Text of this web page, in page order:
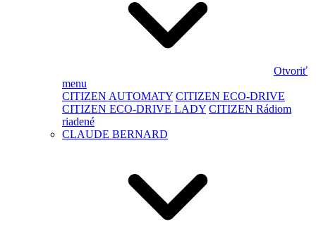
Otvoriť
menu
CITIZEN AUTOMATY CITIZEN ECO-DRIVE
CITIZEN ECO-DRIVE LADY CITIZEN Rádiom
riadené
CLAUDE BERNARD